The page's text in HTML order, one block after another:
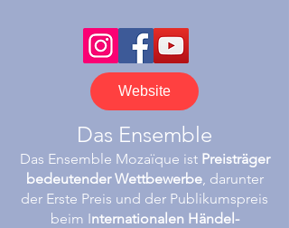
Website
Das Ensemble
Das Ensemble Mozaïque ist Preisträger
bedeutender Wettbewerbe, darunter
der Erste Preis und der Publikumspreis
beim Internationalen Händel-